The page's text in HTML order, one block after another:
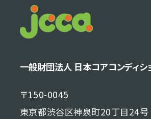
一般財団法人 日本コアコンディシ
〒150-0045
東京都渋谷区神泉町20丁目24